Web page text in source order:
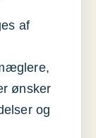
af
ønsker
og